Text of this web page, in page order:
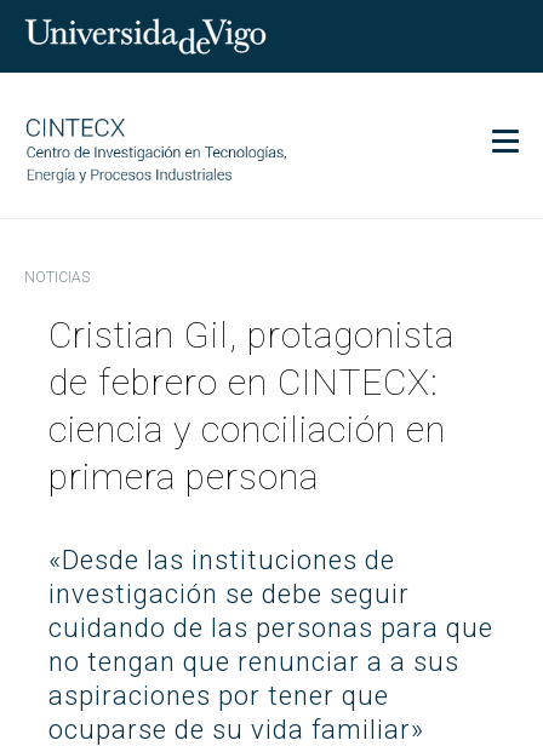
Investigación
Transferencia
Servicios
Comunicación
Igualdad
GL EN Search
BuscarBUSCAR
TwitterInstagramYoutubeLinkedin
NOTICIAS
Cristian Gil, protagonista
de febrero en CINTECX:
ciencia y conciliación en
primera persona
«Desde las instituciones de
investigación se debe seguir
cuidando de las personas para que
no tengan que renunciar a a sus
aspiraciones por tener que
ocuparse de su vida familiar»